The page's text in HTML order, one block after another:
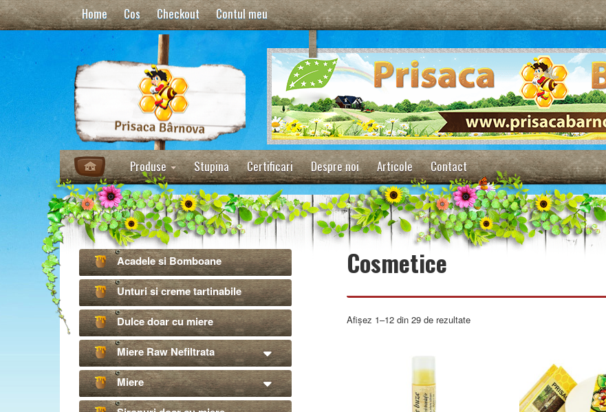
Home Cos Checkout Contul meu
Produse Stupina Certificari Despre noi Articole Contact
Cosmetice
Afișez 1–12 din 29 de rezultateSorted
Acadele si Bomboane
Unturi si creme tartinabile
Dulce doar cu miere
Miere Raw Nefiltrata
Miere